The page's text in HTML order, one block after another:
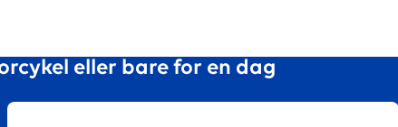
eller bare for en dag